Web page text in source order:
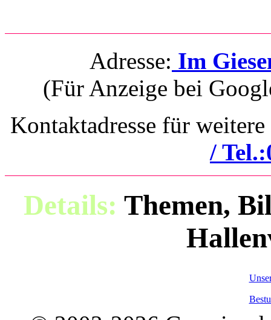
Adresse: Im
(Für Anzeige bei
Kontaktadresse für
/
Details: Themen,